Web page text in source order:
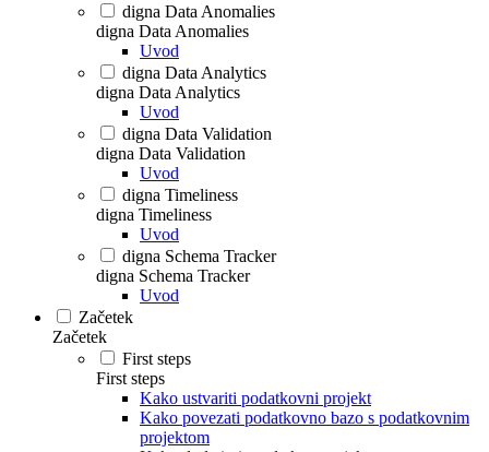
digna Data Anomalies
digna Data Anomalies
Uvod
digna Data Analytics
digna Data Analytics
Uvod
digna Data Validation
digna Data Validation
Uvod
digna Timeliness
digna Timeliness
Uvod
digna Schema Tracker
digna Schema Tracker
Uvod
Začetek
Začetek
First steps
First steps
Kako ustvariti podatkovni projekt
Kako povezati podatkovno bazo s podatkovnim
projektom